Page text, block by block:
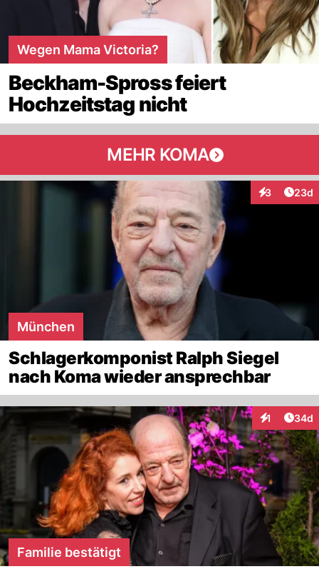
Wegen Mama Victoria?
Beckham-Spross feiert
Hochzeitstag nicht
MEHR KOMA
3
Interaktionen
23d
München
Schlagerkomponist Ralph Siegel
nach Koma wieder ansprechbar
1
Interaktionen
34d
Familie bestätigt